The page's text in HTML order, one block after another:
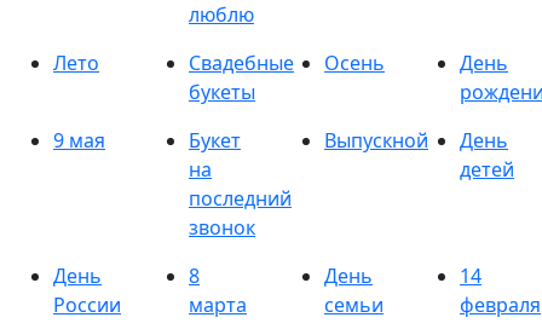
люблю
Лето
Свадебные
букеты
Осень
День
9 мая
Букет
на
последний
звонок
Выпускной
День
детей
День
России
8
марта
День
семьи
14
февраля